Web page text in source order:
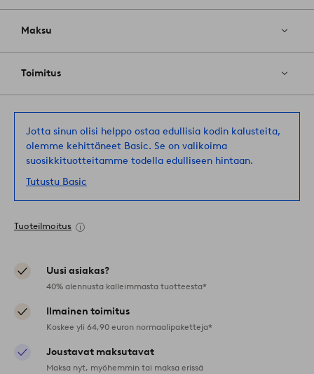
Maksu
Toimitus
Jotta sinun olisi helppo ostaa edullisia kodin kalusteita,
olemme kehittäneet Basic. Se on valikoima
suosikkituotteitamme todella edulliseen hintaan.
Tutustu Basic
Tuoteilmoitus
Uusi asiakas?
40% alennusta kalleimmasta tuotteesta*
Ilmainen toimitus
Koskee yli 64,90 euron normaalipaketteja*
Joustavat maksutavat
Maksa nyt, myöhemmin tai maksa erissä